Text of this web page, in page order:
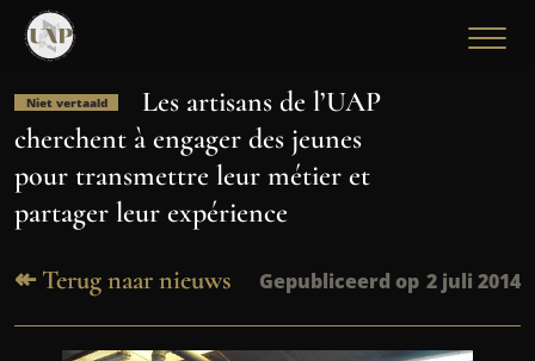
Niet vertaald
Les artisans de l’UAP
cherchent à engager des jeunes
pour transmettre leur métier et
partager leur expérience
↞ Terug naar nieuws Gepubliceerd op 2 juli 2014